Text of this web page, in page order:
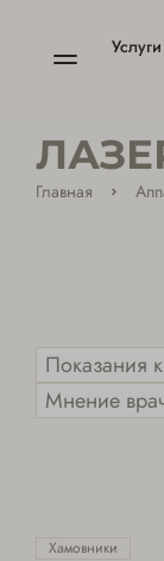
Услуги
Главная
Показания
Мнение
Хамовники